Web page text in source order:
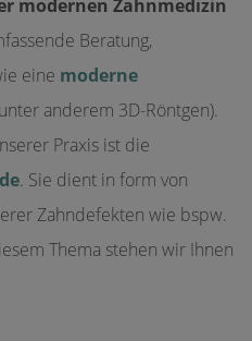
modernen Zahnmedizin
Beratung,
eine moderne
anderem 3D-Röntgen).
Praxis ist die
. Sie dient in form von
Zahndefekten wie bspw.
Thema stehen wir Ihnen